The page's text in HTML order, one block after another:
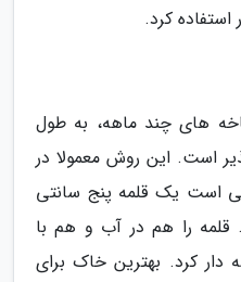
کرد.
های چند ماهه، به طول
است. این روش معمولا در
است یک قلمه پنج سانتی
قلمه را هم در آب و هم با
کرد. بهترین خاک برای